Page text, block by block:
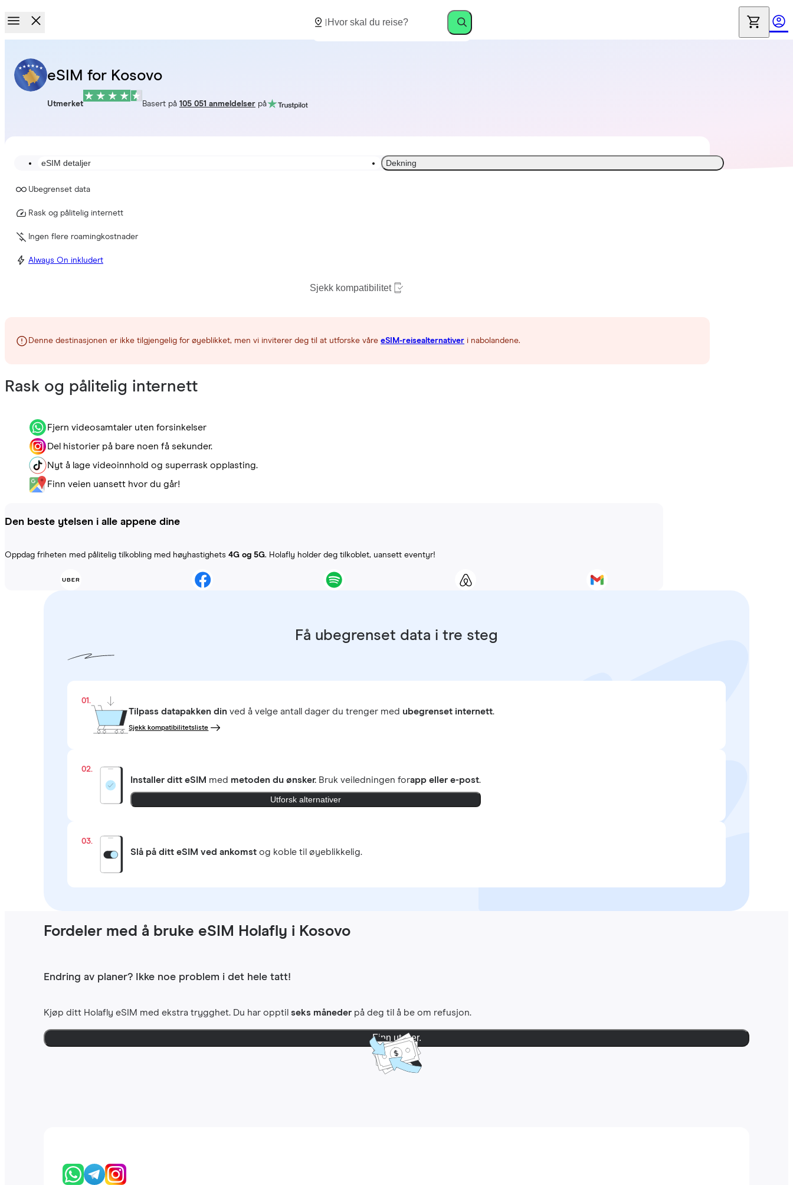
eSIM for Kosovo
Utmerket Basert på 105 051 anmeldelser på
eSIM detaljer Dekning
Ubegrenset data
Rask og pålitelig internett
Ingen flere roamingkostnader
Always On inkludert
Sjekk kompatibilitet
Denne destinasjonen er ikke tilgjengelig for øyeblikket, men vi inviterer deg til at utforske våre eSIM-reisealternativer i nabolandene.
Rask og pålitelig internett
Fjern videosamtaler uten forsinkelser
Del historier på bare noen få sekunder.
Nyt å lage videoinnhold og superrask opplasting.
Finn veien uansett hvor du går!
Den beste ytelsen i alle appene dine
Oppdag friheten med pålitelig tilkobling med høyhastighets 4G og 5G. Holafly holder deg tilkoblet, uansett eventyr!
Få ubegrenset data i tre steg
01.
Tilpass datapakken din ved å velge antall dager du trenger med ubegrenset internett.
Sjekk kompatibilitetsliste
02.
Installer ditt eSIM med metoden du ønsker. Bruk veiledningen forapp eller e-post.
Utforsk alternativer
03.
Slå på ditt eSIM ved ankomst og koble til øyeblikkelig.
Fordeler med å bruke eSIM Holafly i Kosovo
Endring av planer? Ikke noe problem i det hele tatt!
Kjøp ditt Holafly eSIM med ekstra trygghet. Du har opptilseks måneder på deg til å be om refusjon.
Finn ut mer.